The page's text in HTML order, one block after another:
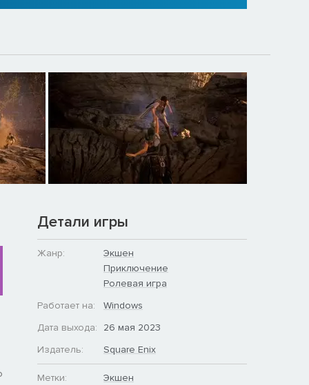
Детали игры
Жанр:
Экшен
Приключение
Ролевая игра
Работает на:
Windows
Дата выхода:
26 мая 2023
Издатель:
Square Enix
Метки:
Экшен